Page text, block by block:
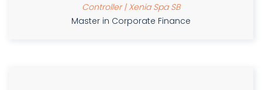
Controller | Xenia Spa SB
Master in Corporate Finance